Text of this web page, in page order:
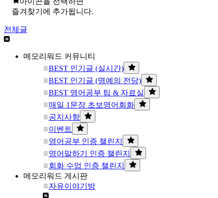
즐겨찾기에 추가됩니다.
전체글
메모리워드 커뮤니티
BEST 인기글 (실시간)
BEST 인기글 (명예의 전당)
BEST 영어공부 팁 & 자료실
매일 1문장 초보영어회화
공지사항
이벤트
영어공부 인증 챌린지
영어말하기 인증 챌린지
회화 수업 인증 챌린지
메모리워드 게시판
자유이야기방